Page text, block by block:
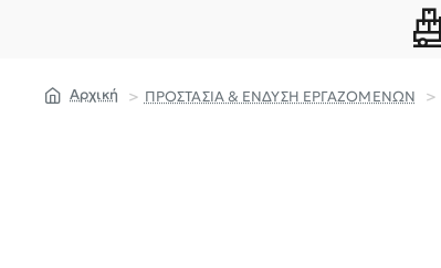
ΠΡΟΣΤΑΣΙΑ & ΕΝΔΥΣΗ ΕΡΓΑΖΟΜΕΝΩΝ